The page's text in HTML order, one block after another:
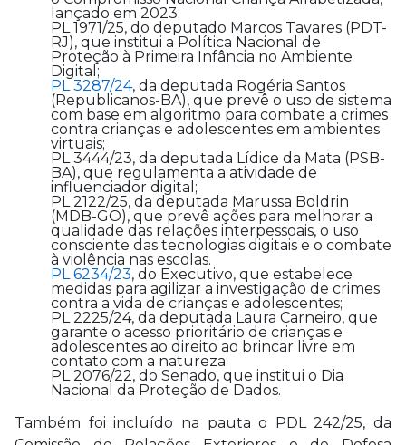
lançado em 2023;
PL 1971/25, do deputado Marcos Tavares (PDT-
RJ), que institui a Política Nacional de
Proteção à Primeira Infância no Ambiente
Digital;
PL 3287/24, da deputada Rogéria Santos
(Republicanos-BA), que prevê o uso de sistema
com base em algoritmo para combate a crimes
contra crianças e adolescentes em ambientes
virtuais;
PL 3444/23, da deputada Lídice da Mata (PSB-
BA), que regulamenta a atividade de
influenciador digital;
PL 2122/25, da deputada Marussa Boldrin
(MDB-GO), que prevê ações para melhorar a
qualidade das relações interpessoais, o uso
consciente das tecnologias digitais e o combate
à violência nas escolas.
PL 6234/23, do Executivo, que estabelece
medidas para agilizar a investigação de crimes
contra a vida de crianças e adolescentes;
PL 2225/24, da deputada Laura Carneiro, que
garante o acesso prioritário de crianças e
adolescentes ao direito ao brincar livre em
contato com a natureza;
PL 2076/22, do Senado, que institui o Dia
Nacional da Proteção de Dados.
Também foi incluído na pauta o PDL 242/25, da